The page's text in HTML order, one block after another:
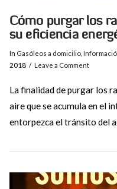
Cómo purgar los
su eficiencia
In Gasóleos a domicilio,
2018
Leave a Comment
La finalidad de purgar los
aire que se acumula en el
entorpezca el tránsito del